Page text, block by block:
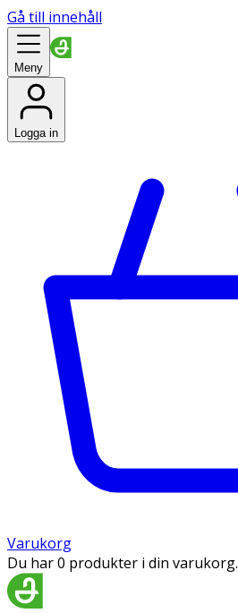
Gå till innehåll
Meny
Logga in
Varukorg
Du har 0 produkter i din varukorg.